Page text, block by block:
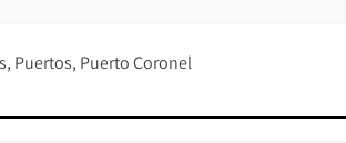
Puertos Puerto Coronel